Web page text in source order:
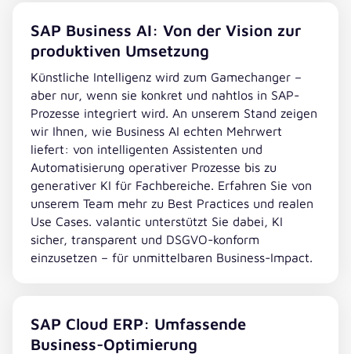
SAP Business AI: Von der Vision zur
produktiven Umsetzung
Künstliche Intelligenz wird zum Gamechanger –
aber nur, wenn sie konkret und nahtlos in SAP-
Prozesse integriert wird. An unserem Stand zeigen
wir Ihnen, wie Business AI echten Mehrwert
liefert: von intelligenten Assistenten und
Automatisierung operativer Prozesse bis zu
generativer KI für Fachbereiche. Erfahren Sie von
unserem Team mehr zu Best Practices und realen
Use Cases. valantic unterstützt Sie dabei, KI
sicher, transparent und DSGVO-konform
einzusetzen – für unmittelbaren Business-Impact.
SAP Cloud ERP: Umfassende
Business-Optimierung